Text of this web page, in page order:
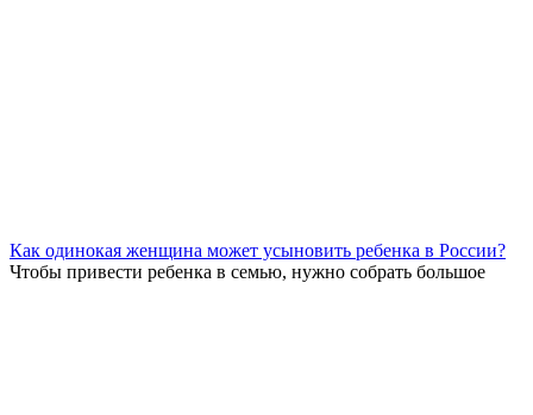
Как одинокая женщина может усыновить ребенка в России?
Чтобы привести ребенка в семью, нужно собрать большое